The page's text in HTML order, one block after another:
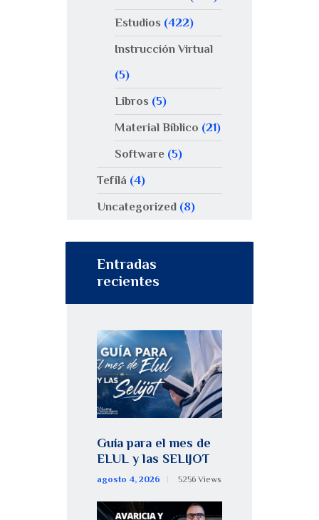
Estudios (422)
Instrucción Virtual
(5)
Libros (5)
Material Bíblico (21)
Software(5)
Tefilá (4)
Uncategorized (8)
Entradas
recientes
Guía para el mes de
ELUL y las SELIJOT
agosto 4, 2026 5256 Views